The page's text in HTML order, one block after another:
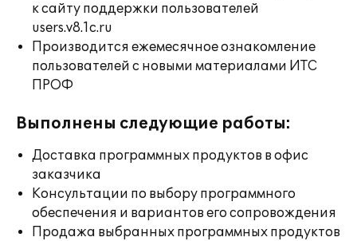
к сайту поддержки пользователей
users.v8.1c.ru
Производится ежемесячное ознакомление
пользователей с новыми материалами ИТС
ПРОФ
Выполнены следующие работы:
Доставка программных продуктов в офис
заказчика
Консультации по выбору программного
обеспечения и вариантов его сопровождения
Продажа выбранных программных продуктов